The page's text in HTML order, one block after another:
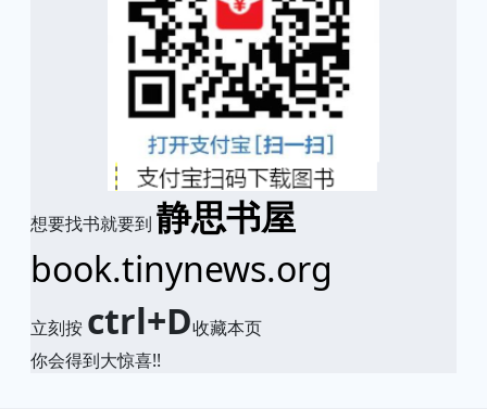
想要找书就要到 静思书屋
book.tinynews.org
立刻按 ctrl+D收藏本页
你会得到大惊喜!!